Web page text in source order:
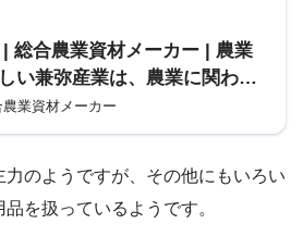
総合農業資材メーカー | 農業
い兼弥産業は、農業に関わる
していきます。
業資材メーカー
のようですが、その他にもいろい
を扱っているようです。